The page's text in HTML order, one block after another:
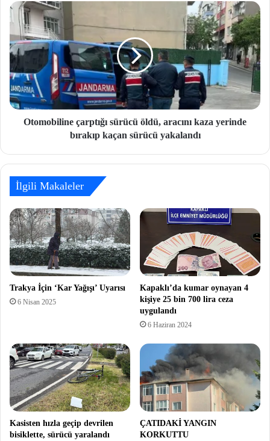
Otomobiline çarptığı sürücü öldü, aracını kaza yerinde
bırakıp kaçan sürücü yakalandı
İlgili Makaleler
Trakya İçin ‘Kar Yağışı’ Uyarısı
6 Nisan 2025
Kapaklı’da kumar oynayan 4
kişiye 25 bin 700 lira ceza
uygulandı
6 Haziran 2024
Kasisten hızla geçip devrilen
bisiklette, sürücü yaralandı
ÇATIDAKİ YANGIN
KORKUTTU